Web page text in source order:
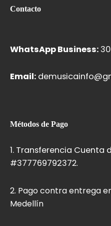
o
o
g
r
Contacto
WhatsApp Business:
Email:
Métodos de Pago
1. Transferencia Cuenta
#377769792372.
2. Pago contra entrega
Medellín